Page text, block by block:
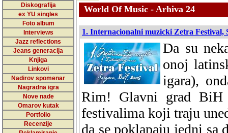
Diskografija
ex YU singles
Foto album
Interviews
Jazz reflections
Jeans generacija
Knjiga
Linkovi
Nadirov spomenar
Nagradna igra
Nove nade
Omarov kutak
Portfolio
Recenzije
World Of Music - Arhiva 24
1. Internacionalni muzicki Zetra
Da su
onoj
igara),
Rim! Glavni grad BiH
festivalima koji traju
da se poklapaju jedni sa